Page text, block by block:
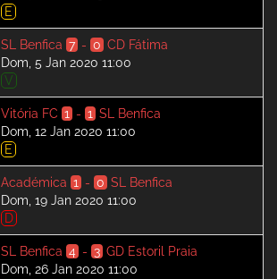
E
SL Benfica 7 - 0 CD Fátima
Dom, 5 Jan 2020 11:00
V
Vitória FC 1 - 1 SL Benfica
Dom, 12 Jan 2020 11:00
E
Académica 1 - 0 SL Benfica
Dom, 19 Jan 2020 11:00
D
SL Benfica 4 - 3 GD Estoril Praia
Dom, 26 Jan 2020 11:00